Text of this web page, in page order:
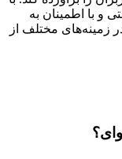
و با اطمینان به
زمینه‌های مختلف از